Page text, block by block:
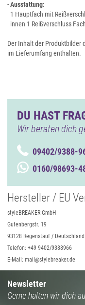
-Ausstattung:
1 Hauptfach mit
innen 1 Reißverschluss
Der Inhalt der Produktbilder
im Lieferumfang enthalten.
DU HAST
Wir beraten dich
09402/9388-
0160/98693-
Hersteller / EU
styleBREAKER GmbH
Gutenbergstr. 19
93128 Regenstauf / Deutschland
Telefon: +49 9402/9388966
E-Mail: mail@stylebreaker.de
Newsletter
Gerne halten wir dich